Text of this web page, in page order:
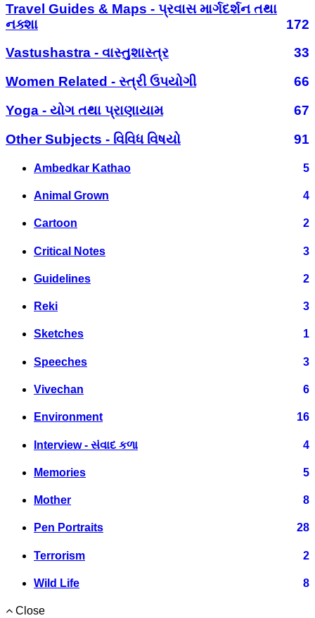
Travel Guides & Maps - પ્રવાસ માર્ગદર્શન તથા
નક્શા
172
Vastushastra - વાસ્તુશાસ્ત્ર
33
Women Related - સ્ત્રી ઉપયોગી
66
Yoga - યોગ તથા પ્રાણાયામ
67
Other Subjects - વિવિધ વિષયો
91
Ambedkar Kathao 5
Animal Grown 4
Cartoon 2
Critical Notes 3
Guidelines 2
Reki 3
Sketches 1
Speeches 3
Vivechan 6
Environment 16
Interview - સંવાદ કળા 4
Memories 5
Mother 8
Pen Portraits 28
Terrorism 2
Wild Life 8
Close